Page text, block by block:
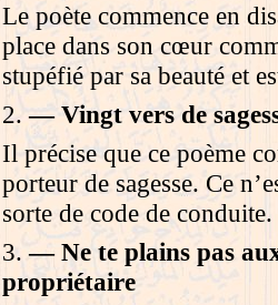
Le poète commence en
place dans son cœur
stupéfié par sa beauté et
2.—Vingt vers de
Il précise que ce poème
porteur de sagesse. Ce
sorte de code de conduite.
3.—Ne te plains pas
propriétaire